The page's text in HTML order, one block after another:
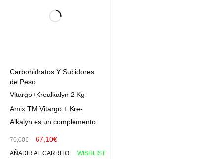
Carbohidratos Y Subidores
de Peso
Vitargo+Krealkalyn 2 Kg
Amix TM Vitargo + Kre-
Alkalyn es un complemento
70,00€ 67,10€
AÑADIR AL CARRITO WISHLIST